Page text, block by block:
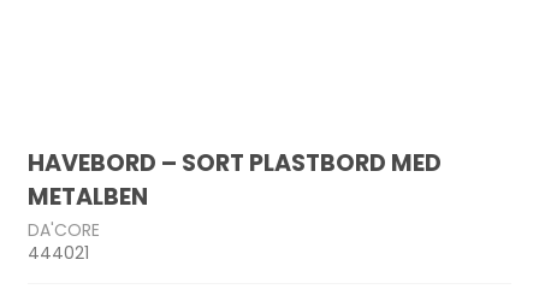
HAVEBORD – SORT PLASTBORD MED
METALBEN
DA'CORE
444021